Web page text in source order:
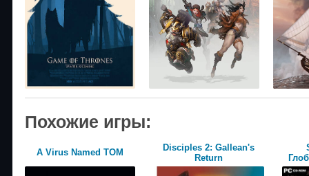
Похожие игры:
A Virus Named TOM
Disciples 2: Gallean's
Return